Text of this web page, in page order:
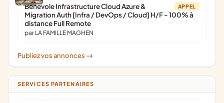
APPEL
Bénévole Infrastructure Cloud Azure &
Migration Auth [Infra / DevOps / Cloud] H/F - 100% à
distance Full Remote
par LA FAMILLE MAGHEN
Publiez vos annonces ->
SERVICES PARTENAIRES